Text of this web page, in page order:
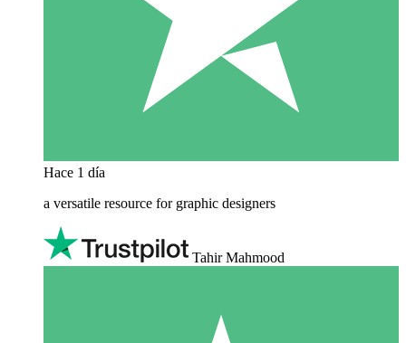
Hace 1 día
a versatile resource for graphic designers
Tahir Mahmood